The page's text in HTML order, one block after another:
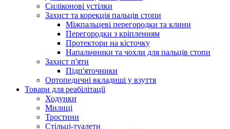
Силіконові устілки
Захист та корекція пальців стопи
Міжпальцеві перегородки та клини
Перегородки з кріпленням
Протектори на кісточку
Напальчники та чохли для пальців стопи
Захист п'яти
Підп'яточники
Ортопедичні вкладиші у взуття
Товари для реабілітації
Ходунки
Милиці
Тростини
Стільці-туалети